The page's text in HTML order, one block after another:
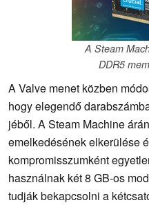
A Steam
DDR5
A Valve menet közben
hogy elegendő
jéből. A Steam Machine
emelkedésének elkerülése
kompromisszumként
használnak két 8 GB-os
tudják bekapcsolni a